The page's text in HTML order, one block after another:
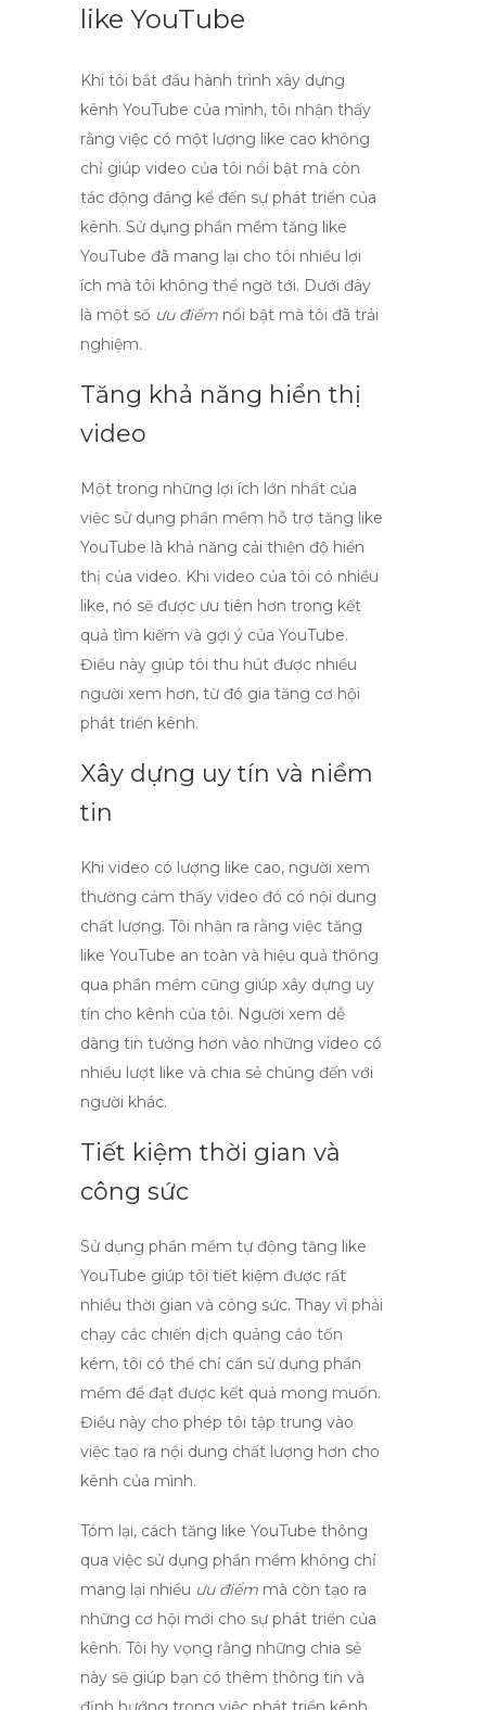
like YouTube
Khi tôi bắt đầu hành trình xây dựng
kênh YouTube của mình, tôi nhận thấy
rằng việc có một lượng like cao không
chỉ giúp video của tôi nổi bật mà còn
tác động đáng kể đến sự phát triển của
kênh. Sử dụng phần mềm tăng like
YouTube đã mang lại cho tôi nhiều lợi
ích mà tôi không thể ngờ tới. Dưới đây
là một số ưu điểm nổi bật mà tôi đã trải
nghiệm.
Tăng khả năng hiển thị
video
Một trong những lợi ích lớn nhất của
việc sử dụng phần mềm hỗ trợ tăng like
YouTube là khả năng cải thiện độ hiển
thị của video. Khi video của tôi có nhiều
like, nó sẽ được ưu tiên hơn trong kết
quả tìm kiếm và gợi ý của YouTube.
Điều này giúp tôi thu hút được nhiều
người xem hơn, từ đó gia tăng cơ hội
phát triển kênh.
Xây dựng uy tín và niềm
tin
Khi video có lượng like cao, người xem
thường cảm thấy video đó có nội dung
chất lượng. Tôi nhận ra rằng việc tăng
like YouTube an toàn và hiệu quả thông
qua phần mềm cũng giúp xây dựng uy
tín cho kênh của tôi. Người xem dễ
dàng tin tưởng hơn vào những video có
nhiều lượt like và chia sẻ chúng đến với
người khác.
Tiết kiệm thời gian và
công sức
Sử dụng phần mềm tự động tăng like
YouTube giúp tôi tiết kiệm được rất
nhiều thời gian và công sức. Thay vì phải
chạy các chiến dịch quảng cáo tốn
kém, tôi có thể chỉ cần sử dụng phần
mềm để đạt được kết quả mong muốn.
Điều này cho phép tôi tập trung vào
việc tạo ra nội dung chất lượng hơn cho
kênh của mình.
Tóm lại, cách tăng like YouTube thông
qua việc sử dụng phần mềm không chỉ
mang lại nhiều ưu điểm mà còn tạo ra
những cơ hội mới cho sự phát triển của
kênh. Tôi hy vọng rằng những chia sẻ
này sẽ giúp bạn có thêm thông tin và